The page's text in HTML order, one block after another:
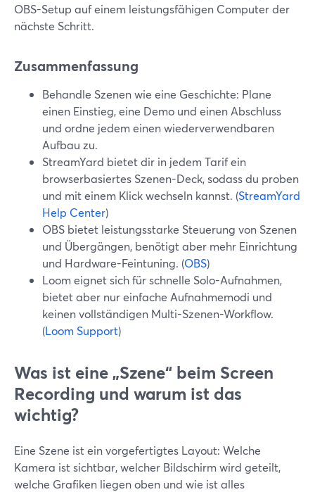
OBS-Setup auf einem leistungsfähigen Computer der
nächste Schritt.
Zusammenfassung
Behandle Szenen wie eine Geschichte: Plane
einen Einstieg, eine Demo und einen Abschluss
und ordne jedem einen wiederverwendbaren
Aufbau zu.
StreamYard bietet dir in jedem Tarif ein
browserbasiertes Szenen-Deck, sodass du proben
und mit einem Klick wechseln kannst. (StreamYard
Help Center)
OBS bietet leistungsstarke Steuerung von Szenen
und Übergängen, benötigt aber mehr Einrichtung
und Hardware-Feintuning. (OBS)
Loom eignet sich für schnelle Solo-Aufnahmen,
bietet aber nur einfache Aufnahmemodi und
keinen vollständigen Multi-Szenen-Workflow.
(Loom Support)
Was ist eine „Szene“ beim Screen
Recording und warum ist das
wichtig?
Eine Szene ist ein vorgefertigtes Layout: Welche
Kamera ist sichtbar, welcher Bildschirm wird geteilt,
welche Grafiken liegen oben und wie ist alles